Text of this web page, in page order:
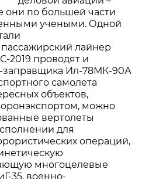
они по большей части
учеными. Одной
лайнер
2019 проводят и
заправщика Ил-78МК-90А
самолета
объектов,
можно
вертолеты
для
операций,
многоцелевые
35, военно-